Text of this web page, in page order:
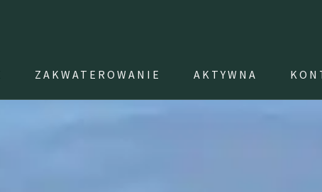
ZAKWATEROWANIE AKTYWNA